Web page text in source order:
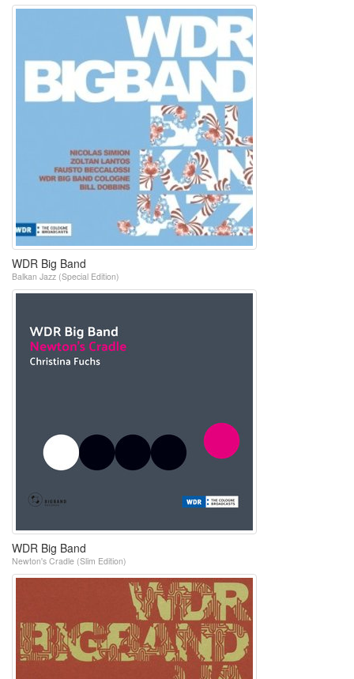
WDR Big Band
Balkan Jazz (Special Edition)
WDR Big Band
Newton's Cradle (Slim Edition)